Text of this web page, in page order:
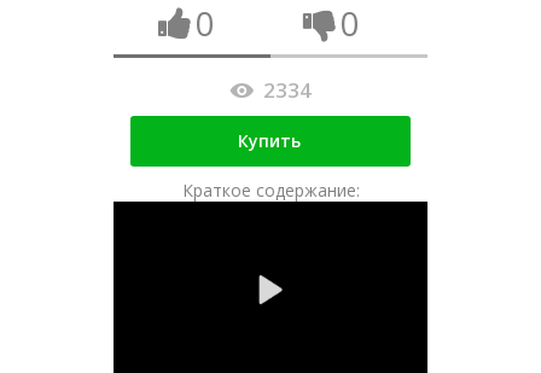
0 0
2334
Купить
Краткое содержание: